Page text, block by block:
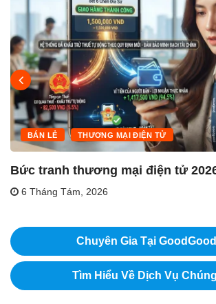
BÁN LẺ THƯƠNG MẠI ĐIỆN TỬ
Bức tranh thương mại điện tử
6 Tháng Tám, 2026
Chuyên Gia Tại
Tìm Hiểu Về Dịch Vụ